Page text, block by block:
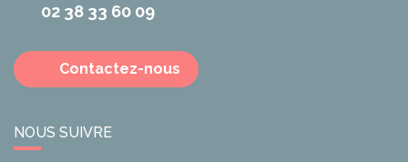
02 38 33 60 09
Contactez-nous
NOUS SUIVRE